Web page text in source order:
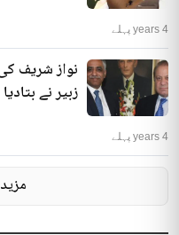
4 years پہلے
نواز شریف
زبیر نے بتادیا
4 years پہلے